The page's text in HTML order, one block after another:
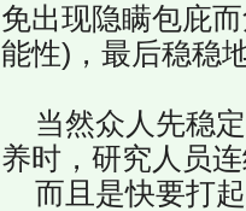
免出现隐瞒包庇
能性)，最后稳稳
当然众人先稳定
养时，研究人员
而且是快要打